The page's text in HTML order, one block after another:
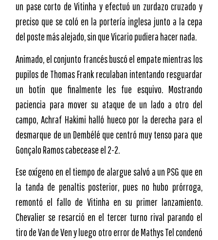
un pase corto de Vitinha y efectuó un zurdazo cruzado y
preciso que se coló en la portería inglesa junto a la cepa
del poste más alejado, sin que Vicario pudiera hacer nada.
Animado, el conjunto francés buscó el empate mientras los
pupilos de Thomas Frank reculaban intentando resguardar
un botín que finalmente les fue esquivo. Mostrando
paciencia para mover su ataque de un lado a otro del
campo, Achraf Hakimi halló hueco por la derecha para el
desmarque de un Dembélé que centró muy tenso para que
Gonçalo Ramos cabecease el 2-2.
Ese oxígeno en el tiempo de alargue salvó a un PSG que en
la tanda de penaltis posterior, pues no hubo prórroga,
remontó el fallo de Vitinha en su primer lanzamiento.
Chevalier se resarció en el tercer turno rival parando el
tiro de Van de Ven y luego otro error de Mathys Tel condenó